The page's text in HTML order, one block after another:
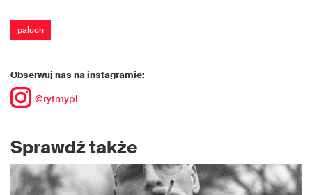
paluch
Obserwuj nas na instagramie:
@rytmypl
Sprawdź także